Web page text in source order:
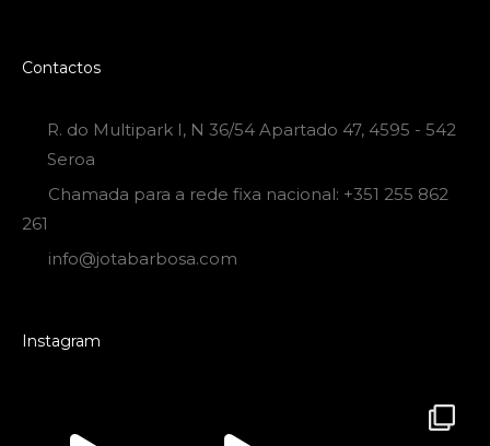
Contactos
R. do Multipark I, N 36/54 Apartado 47, 4595 - 542
Seroa
Chamada para a rede fixa nacional: +351 255 862
261
info@jotabarbosa.com
Instagram